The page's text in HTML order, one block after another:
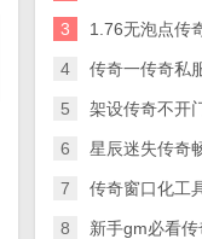
3 1.76无泡点传
4 传奇一传奇私服怎么开
5 架设传奇不开门的
6 星辰迷失传奇
7 传奇窗口化工
8 新手gm必看